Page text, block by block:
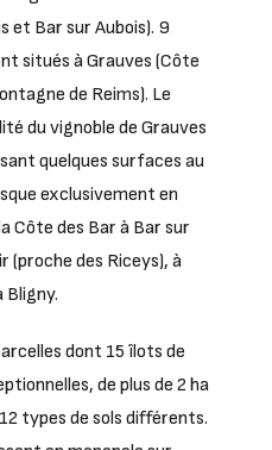
et Bar sur Aubois). 9
situés à Grauves (Côte
de Reims). Le
du vignoble de Grauves
quelques surfaces au
exclusivement en
Côte des Bar à Bar sur
(proche des Riceys), à
Bligny.
dont 15 îlots de
de plus de 2 ha
types de sols différents.